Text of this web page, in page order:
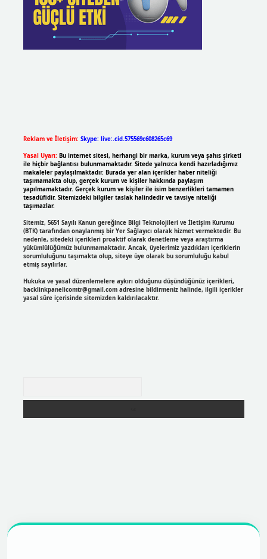
Reklam ve İletişim: Skype: live:.cid.575569c608265c69
Yasal Uyarı: Bu internet sitesi, herhangi bir marka, kurum veya şahıs şirketi
ile hiçbir bağlantısı bulunmamaktadır. Sitede yalnızca kendi hazırladığımız
makaleler paylaşılmaktadır. Burada yer alan içerikler haber niteliği
taşımamakta olup, gerçek kurum ve kişiler hakkında paylaşım
yapılmamaktadır. Gerçek kurum ve kişiler ile isim benzerlikleri tamamen
tesadüfidir. Sitemizdeki bilgiler taslak halindedir ve tavsiye niteliği
taşımazlar.
Sitemiz, 5651 Sayılı Kanun gereğince Bilgi Teknolojileri ve İletişim Kurumu
(BTK) tarafından onaylanmış bir Yer Sağlayıcı olarak hizmet vermektedir. Bu
nedenle, sitedeki içerikleri proaktif olarak denetleme veya araştırma
yükümlülüğümüz bulunmamaktadır. Ancak, üyelerimiz yazdıkları içeriklerin
sorumluluğunu taşımakta olup, siteye üye olarak bu sorumluluğu kabul
etmiş sayılırlar.
Hukuka ve yasal düzenlemelere aykırı olduğunu düşündüğünüz içerikleri,
backlinkpanelicomtr@gmail.comadresine bildirmeniz halinde, ilgili içerikler
yasal süre içerisinde sitemizden kaldırılacaktır.